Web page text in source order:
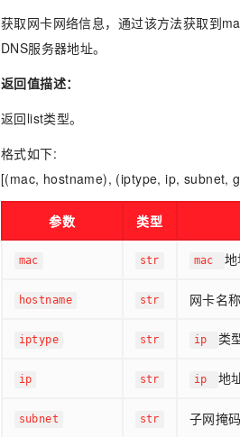
获取网卡网络信息，通过该方法获取到
DNS服务器地址。
返回值描述：
返回list类型。
格式如下:
[(mac, hostname), (iptype, ip, subnet,
参数 类型
mac str mac
hostname str 网卡名称
iptype str ip 类
ip str ip 地
subnet str 子网掩码